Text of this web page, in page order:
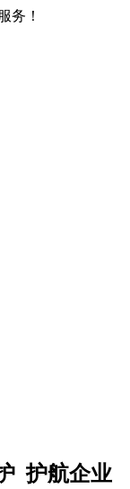
务！
护航企业